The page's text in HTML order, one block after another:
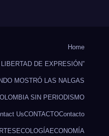
Home
DE EXPRESIÓN”
MOSTRÓ LAS NALGAS
SIN PERIODISMO
UsCONTACTOContacto
ECOLOGÍAECONOMÍA